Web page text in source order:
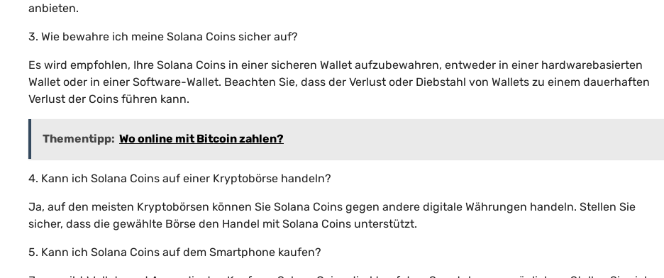
anbieten.
3. Wie bewahre ich meine Solana Coins sicher auf?
Es wird empfohlen, Ihre Solana Coins in einer sicheren Wallet aufzubewahren, entweder in einer hardwarebasierten
Wallet oder in einer Software-Wallet. Beachten Sie, dass der Verlust oder Diebstahl von Wallets zu einem dauerhaften
Verlust der Coins führen kann.
Thementipp: Wo online mit Bitcoin zahlen?
4. Kann ich Solana Coins auf einer Kryptobörse handeln?
Ja, auf den meisten Kryptobörsen können Sie Solana Coins gegen andere digitale Währungen handeln. Stellen Sie
sicher, dass die gewählte Börse den Handel mit Solana Coins unterstützt.
5. Kann ich Solana Coins auf dem Smartphone kaufen?